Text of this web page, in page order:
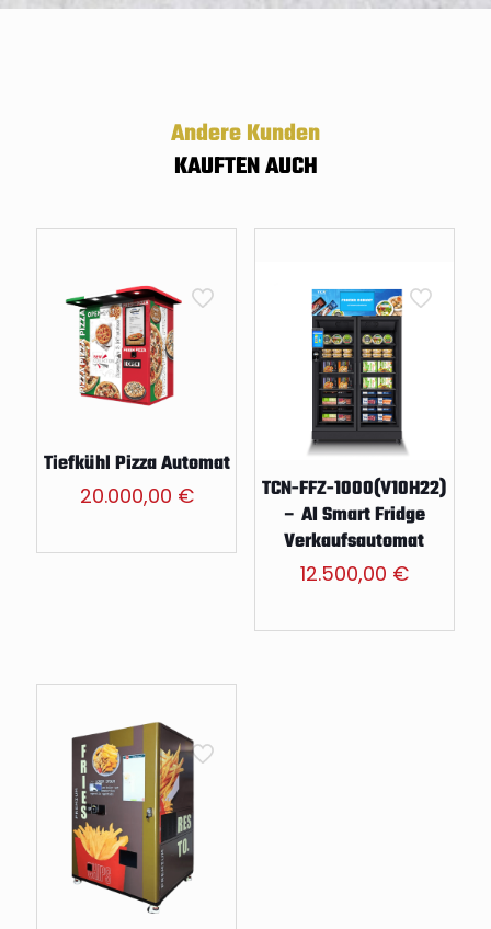
Andere Kunden
KAUFTEN AUCH
Tiefkühl Pizza Automat
20.000,00 €
TCN-FFZ-1000(V10H22)
– AI Smart Fridge
Verkaufsautomat
12.500,00 €